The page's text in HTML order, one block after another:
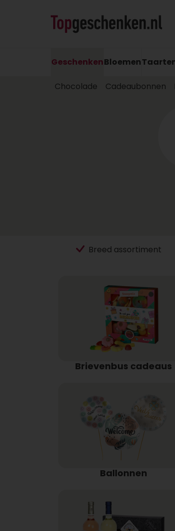
GeschenkenBloemen
Chocolade Cadeaubonnen
Breed assortiment
Brievenbus cadeaus
Ballonnen